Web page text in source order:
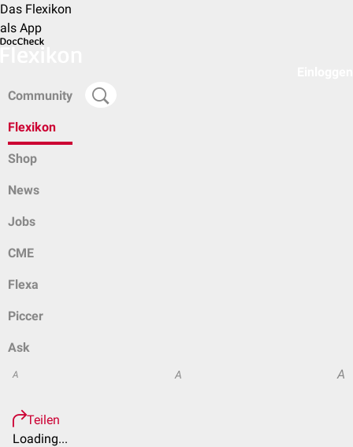
Das Flexikon
als App
Community
Flexikon
Shop
News
Jobs
CME
Flexa
Piccer
Ask
A A A
Teilen
Loading...